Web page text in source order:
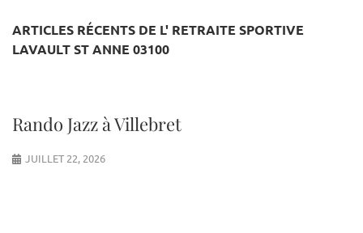
ARTICLES RÉCENTS DE L' RETRAITE SPORTIVE
LAVAULT ST ANNE 03100
Rando Jazz à Villebret
JUILLET 22, 2026